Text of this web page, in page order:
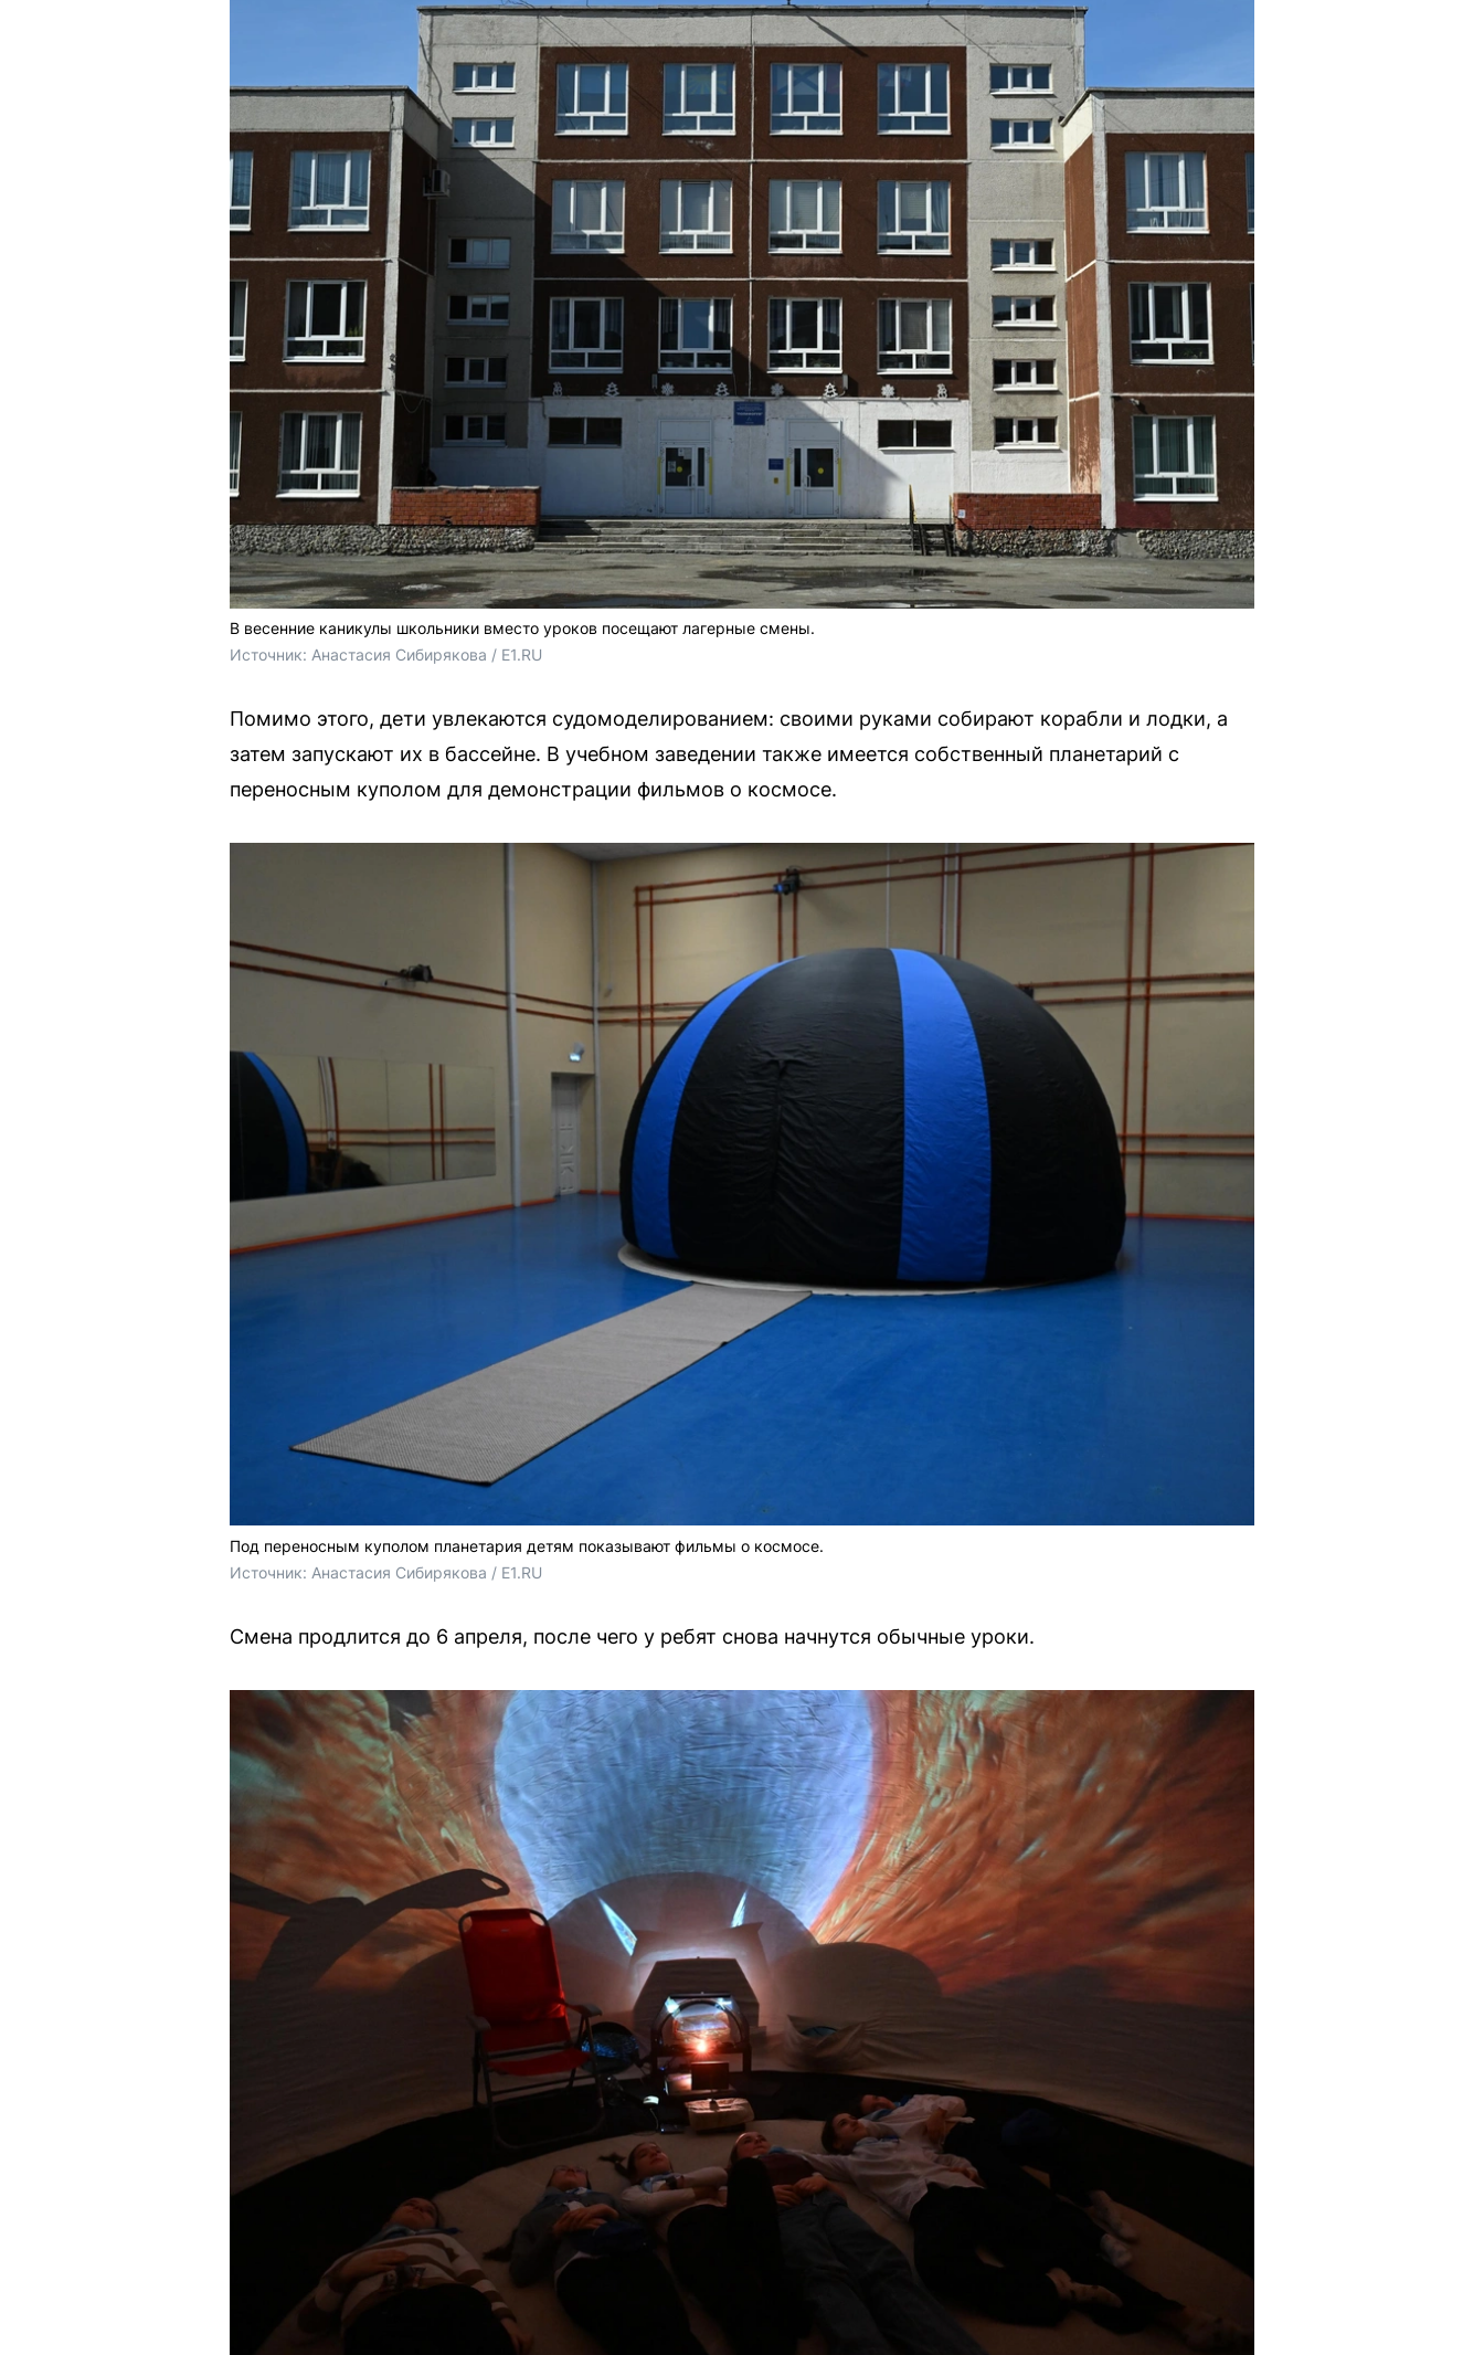
В весенние каникулы школьники вместо уроков посещают лагерные смены.
Источник: Анастасия Сибирякова / E1.RU
Помимо этого, дети увлекаются судомоделированием: своими руками собирают корабли и лодки, а
затем запускают их в бассейне. В учебном заведении также имеется собственный планетарий с
переносным куполом для демонстрации фильмов о космосе.
Под переносным куполом планетария детям показывают фильмы о космосе.
Источник: Анастасия Сибирякова / E1.RU
Смена продлится до 6 апреля, после чего у ребят снова начнутся обычные уроки.